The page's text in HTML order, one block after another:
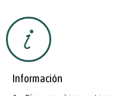
Información